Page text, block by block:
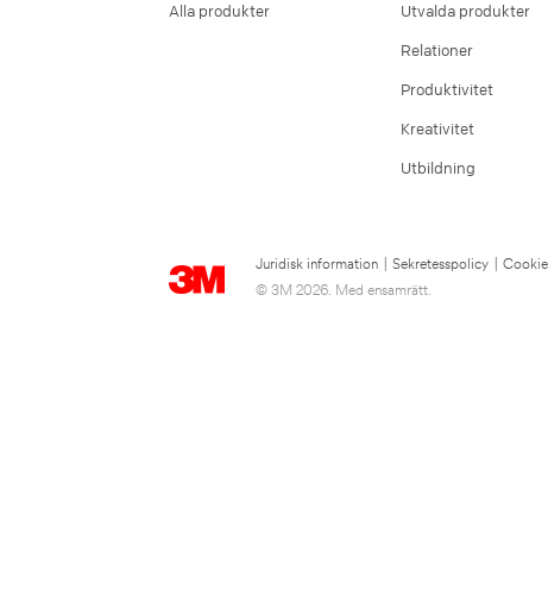
Alla produkter Utvalda produkter
Relationer
Produktivitet
Kreativitet
Utbildning
Juridisk information Sekretesspolicy
© 3M 2026. Med ensamrätt.